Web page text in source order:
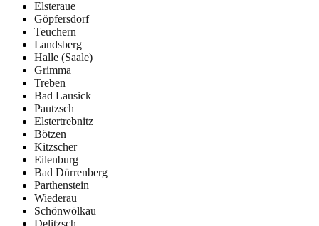
Elsteraue
Göpfersdorf
Teuchern
Landsberg
Halle (Saale)
Grimma
Treben
Bad Lausick
Pautzsch
Elstertrebnitz
Bötzen
Kitzscher
Eilenburg
Bad Dürrenberg
Parthenstein
Wiederau
Schönwölkau